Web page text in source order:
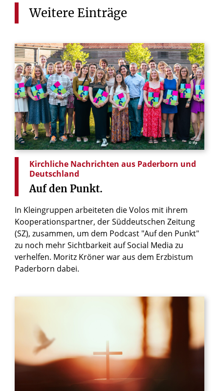
Weitere Einträge
© ifp
Kirchliche Nachrichten aus Paderborn und
Deutschland
Auf den Punkt.
In Kleingruppen arbeiteten die Volos mit ihrem
Kooperationspartner, der Süddeutschen Zeitung
(SZ), zusammen, um dem Podcast "Auf den Punkt"
zu noch mehr Sichtbarkeit auf Social Media zu
verhelfen. Moritz Kröner war aus dem Erzbistum
Paderborn dabei.